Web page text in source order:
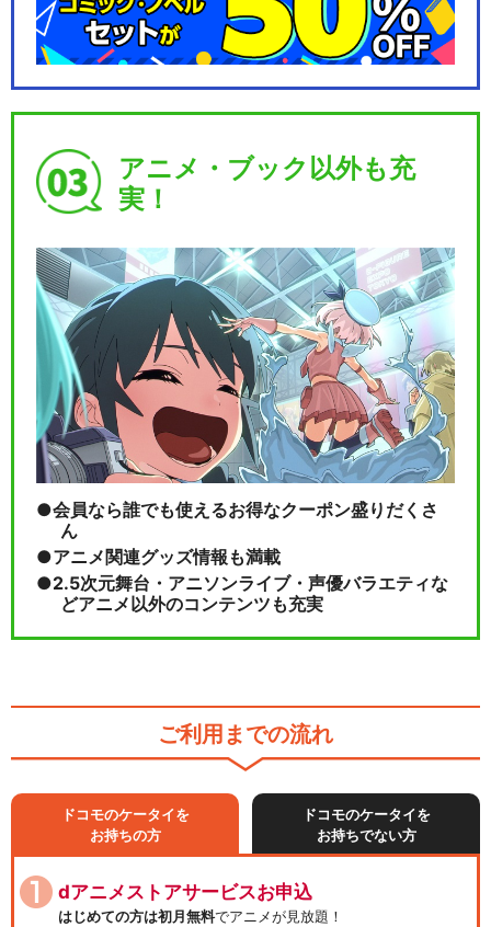
アニメ・ブック以外も充
実！
会員なら誰でも使えるお得なクーポン盛りだくさ
ん
アニメ関連グッズ情報も満載
2.5次元舞台・アニソンライブ・声優バラエティな
どアニメ以外のコンテンツも充実
ご利用までの流れ
ドコモのケータイを
お持ちの方
ドコモのケータイを
お持ちでない方
dアニメストアサービスお申込
はじめての方は初月無料でアニメが見放題！